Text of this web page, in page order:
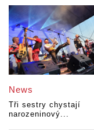
News
Tři sestry chystají
narozeninový...